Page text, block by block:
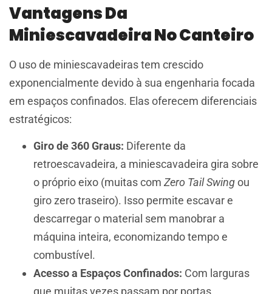
Vantagens Da
Miniescavadeira No Canteiro
O uso de miniescavadeiras tem crescido
exponencialmente devido à sua engenharia focada
em espaços confinados. Elas oferecem diferenciais
estratégicos:
Giro de 360 Graus: Diferente da
retroescavadeira, a miniescavadeira gira sobre
o próprio eixo (muitas com Zero Tail Swingou
giro zero traseiro). Isso permite escavar e
descarregar o material sem manobrar a
máquina inteira, economizando tempo e
combustível.
Acesso a Espaços Confinados: Com larguras
que muitas vezes passam por portas